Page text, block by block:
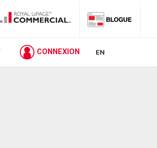
CONNEXION EN